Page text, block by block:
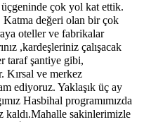
çok yol kat ettik.
değeri olan bir çok
oteller ve fabrikalar
,kardeşleriniz çalışacak
taraf şantiye gibi,
Kırsal ve merkez
ediyoruz. Yaklaşık üç ay
Hasbihal programımızda
kaldı.Mahalle sakinlerimizle